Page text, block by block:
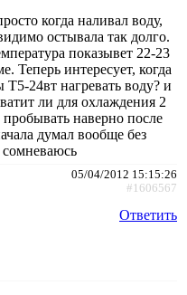
когда наливал воду,
остывала так долго.
показывет 22-23
Теперь интересует, когда
24вт нагревать воду? и
ли для охлаждения 2
наверно после
думал вообще без
сомневаюсь
05/04/2012 15:15:26
#1606567
Ответить